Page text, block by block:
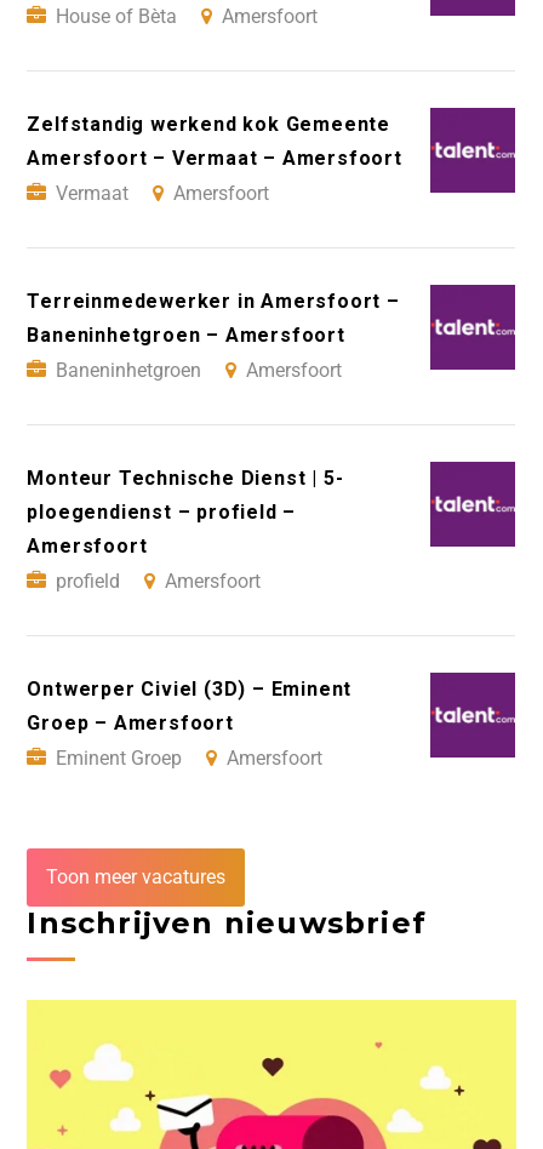
House of Bèta
Amersfoort
Zelfstandig werkend kok Gemeente
Amersfoort – Vermaat – Amersfoort
Vermaat
Amersfoort
Terreinmedewerker in Amersfoort –
Baneninhetgroen – Amersfoort
Baneninhetgroen
Amersfoort
Monteur Technische Dienst | 5-
ploegendienst – profield –
Amersfoort
profield
Amersfoort
Ontwerper Civiel (3D) – Eminent
Groep – Amersfoort
Eminent Groep
Amersfoort
Toon meer vacatures
Inschrijven nieuwsbrief